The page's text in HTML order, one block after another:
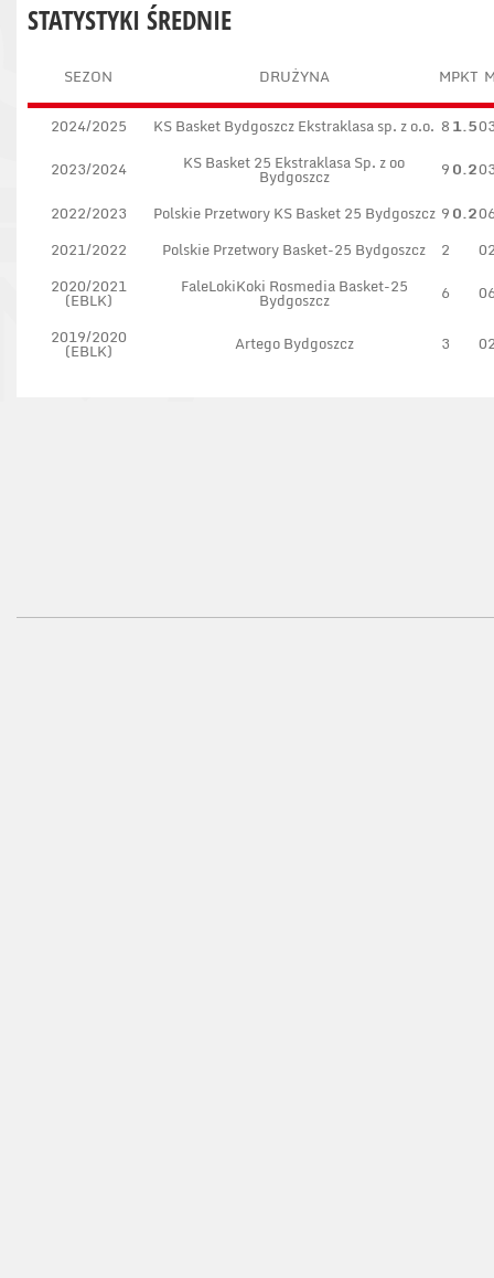
STATYSTYKI ŚREDNIE
SEZON DRUŻYNA MPKT
2024/2025 KS Basket Bydgoszcz Ekstraklasa sp. z o.o. 81.5
2023/2024
KS Basket 25 Ekstraklasa Sp. z oo
Bydgoszcz 90.2
2022/2023
Polskie Przetwory KS Basket 25 Bydgoszcz 90.2
2021/2022
Polskie Przetwory Basket-25 Bydgoszcz 2
2020/2021
(EBLK)
FaleLokiKoki Rosmedia Basket-25
Bydgoszcz 6
2019/2020
(EBLK) Artego Bydgoszcz 3